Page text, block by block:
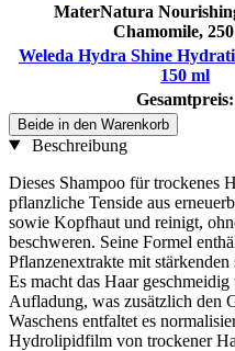
MaterNatura
Chamomile,
Weleda Hydra Shine
150 ml
Gesamtpreis:
Beide in den Warenkorb
Beschreibung
Dieses Shampoo für trockenes
pflanzliche Tenside aus
sowie Kopfhaut und reinigt,
beschweren. Seine Formel
Pflanzenextrakte mit
Es macht das Haar
Aufladung, was zusätzlich den
Waschens entfaltet es
Hydrolipidfilm von trockener